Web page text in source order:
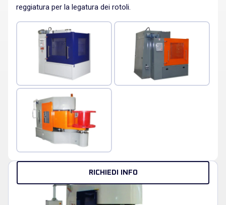
reggiatura per la legatura dei rotoli.
RICHIEDI INFO